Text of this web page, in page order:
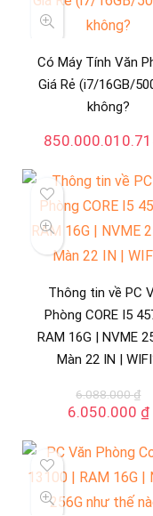
Có Máy Tính Văn
Giá Rẻ (i7/16GB/
không?
Thông tin về PC
Phòng CORE I5
RAM 16G | NVME
Màn 22 IN |
6.088.000₫
Giá
là:
6.088.000 ₫.
6.050.000 ₫